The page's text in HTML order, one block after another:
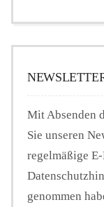
Mit Absenden
Sie unseren
regelmäßige
genommen